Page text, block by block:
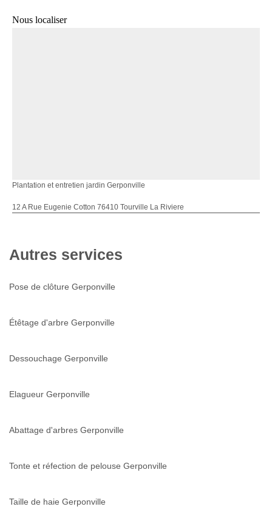
Nous localiser
Plantation et entretien jardin Gerponville
12 A Rue Eugenie Cotton 76410 Tourville La Riviere
Autres services
Pose de clôture Gerponville
Étêtage d'arbre Gerponville
Dessouchage Gerponville
Elagueur Gerponville
Abattage d'arbres Gerponville
Tonte et réfection de pelouse Gerponville
Taille de haie Gerponville